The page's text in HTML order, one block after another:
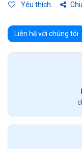
Yêu thích
Liên hệ với chúng tôi